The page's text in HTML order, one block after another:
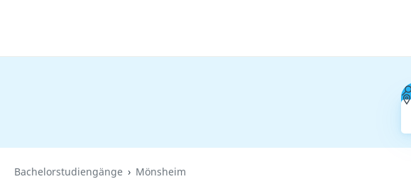
Bachelorstudiengänge Mönsheim